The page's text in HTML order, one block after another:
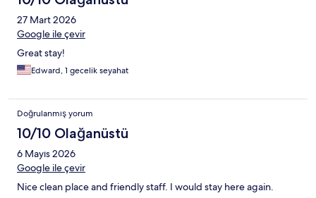
27 Mart 2026
Google ile çevir
Great stay!
Edward, 1 gecelik seyahat
Doğrulanmış yorum
10/10 Olağanüstü
6 Mayıs 2026
Google ile çevir
Nice clean place and friendly staff. I would stay here again.